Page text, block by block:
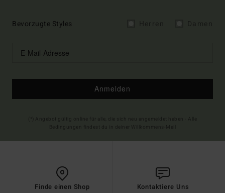
Bevorzugte Styles
Anmelden
Finde einen Shop Kontaktiere Uns